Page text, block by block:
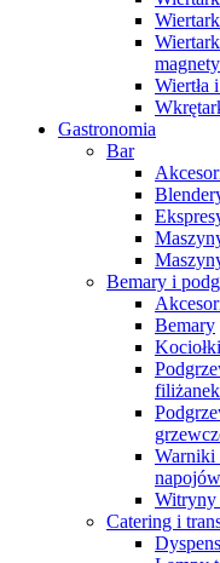
Wiertła
Gastronomia
Bar
Bemary i
Bemary
filiżanek
Warniki
napojów
Witryny
Catering i